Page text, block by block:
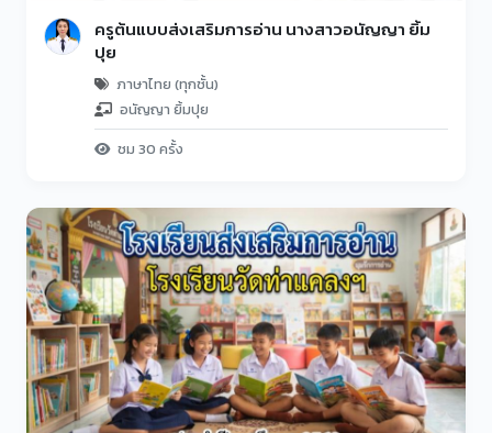
ครูต้นแบบส่งเสริมการอ่าน นางสาวอนัญญา ยิ้ม
ปุย
ภาษาไทย (ทุกชั้น)
อนัญญา ยิ้มปุย
ชม 30 ครั้ง